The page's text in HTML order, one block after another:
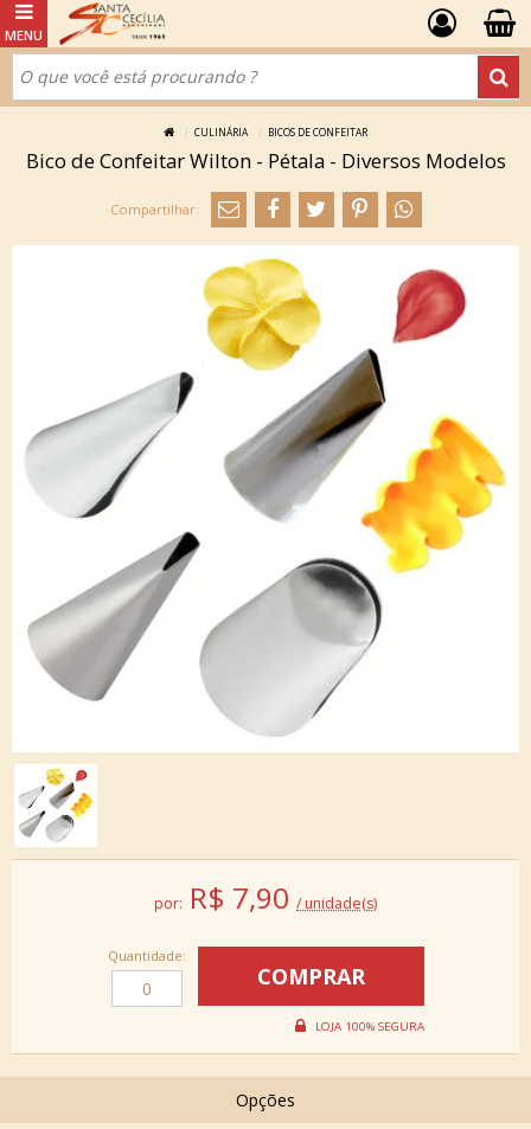
CULINÁRIA BICOS DE CONFEITAR
Bico de Confeitar Wilton - Pétala - Diversos Modelos
por: R$ 7,90 / unidade(s)
Quantidade:
Opções